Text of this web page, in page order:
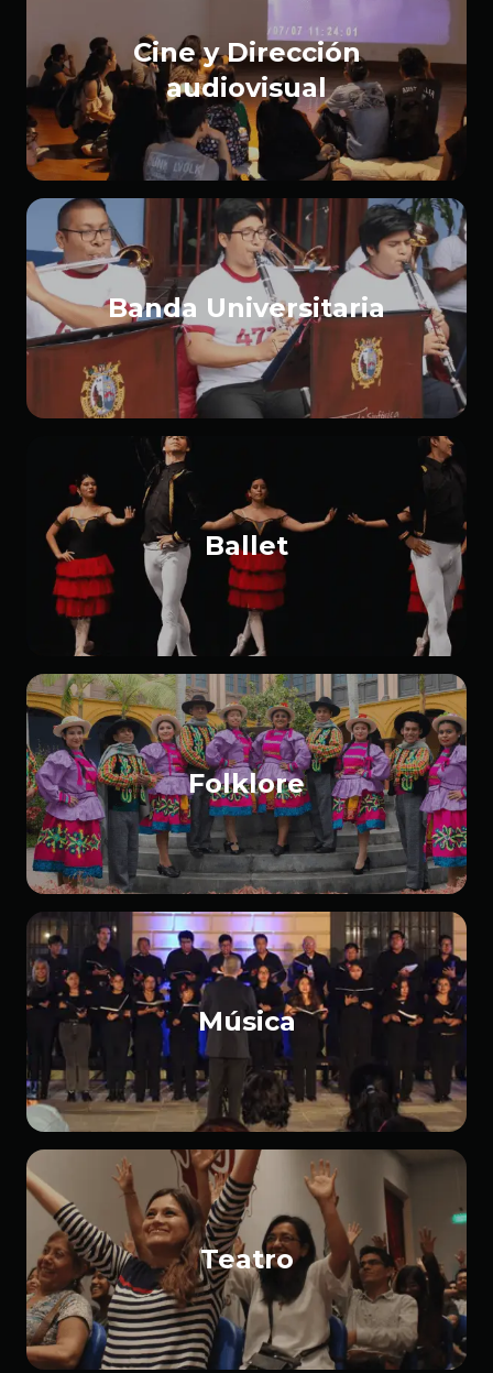
Ballet
Folklore
Cine y Dirección
audiovisual
Banda Universitaria
Música
Teatro